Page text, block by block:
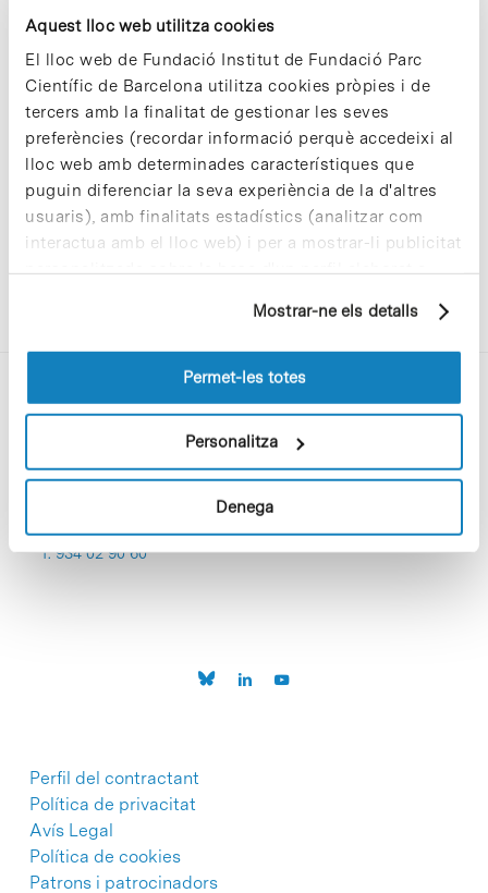
Aquest lloc web utilitza cookies
El lloc web de Fundació Institut de Fundació Parc
Científic de Barcelona utilitza cookies pròpies i de
tercers amb la finalitat de gestionar les seves
preferències (recordar informació perquè accedeixi al
lloc web amb determinades característiques que
puguin diferenciar la seva experiència de la d'altres
usuaris), amb finalitats estadístics (analitzar com
interactua amb el lloc web) i per a mostrar-li publicitat
personalitzada sobre la base d'un perfil elaborat a
pàgines visitades). Per a obtenir més informació sobre
les cookies pot consultar laPolítica de cookiesdel
Mostrar-ne els detalls
Permet-les totes
Personalitza
Denega
Sorry, no results were found.
Please try again with different keywords.
C/Baldiri Reixac, 4-12 i 15
08028 Barcelona
T. 934 02 90 60
Perfil del contractant
Política de privacitat
Avís Legal
Política de cookies
Patrons i patrocinadors